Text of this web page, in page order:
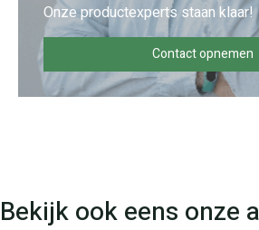
Onze productexperts staan klaar!
Contact opnemen